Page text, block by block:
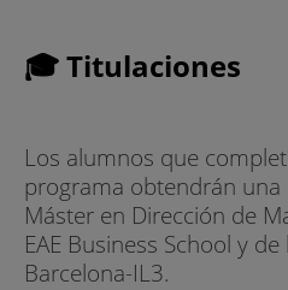
🎓 Titulaciones
Los alumnos que
programa obtendrán
Máster en Dirección de
EAE Business School y
Barcelona-IL3.